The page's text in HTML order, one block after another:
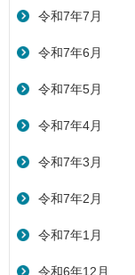
令和7年7月
令和7年6月
令和7年5月
令和7年4月
令和7年3月
令和7年2月
令和7年1月
令和6年12月